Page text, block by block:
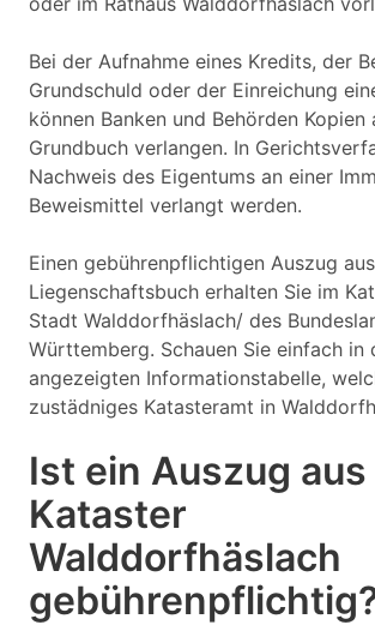
Bei der Aufnahme eines Kredits, der
Grundschuld oder der Einreichung
können Banken und Behörden Kopien
Grundbuch verlangen. In
Nachweis des Eigentums an einer
Beweismittel verlangt werden.
Einen gebührenpflichtigen Auszug
Liegenschaftsbuch erhalten Sie im
Stadt Walddorfhäslach/ des
Württemberg. Schauen Sie einfach in
angezeigten Informationstabelle,
zustädniges Katasteramt in
Ist ein Auszug aus
Kataster
Walddorfhäslach